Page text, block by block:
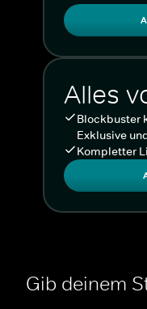
Alles
Blockbuster
Exklusive
Kompletter
Gib deinem